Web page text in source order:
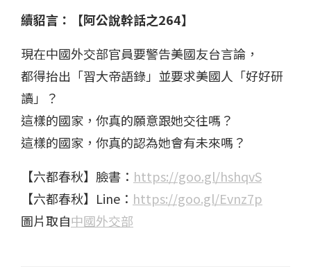
續貂言：【阿公說幹話之264】
現在中國外交部官員要警告美國友台言論，
都得抬出「習大帝語錄」並要求美國人「好好研
讀」？
這樣的國家，你真的願意跟她交往嗎？
這樣的國家，你真的認為她會有未來嗎？
【六都春秋】臉書： https://goo.gl/hshqvS
【六都春秋】Line： https://goo.gl/Evnz7p
圖片取自中國外交部